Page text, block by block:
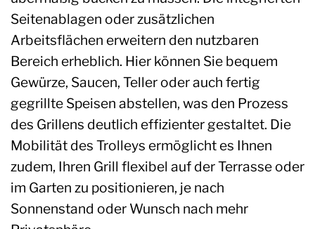
Seitenablagen oder zusätzlichen
Arbeitsflächen erweitern den nutzbaren
Bereich erheblich. Hier können Sie bequem
Gewürze, Saucen, Teller oder auch fertig
gegrillte Speisen abstellen, was den Prozess
des Grillens deutlich effizienter gestaltet. Die
Mobilität des Trolleys ermöglicht es Ihnen
zudem, Ihren Grill flexibel auf der Terrasse oder
im Garten zu positionieren, je nach
Sonnenstand oder Wunsch nach mehr